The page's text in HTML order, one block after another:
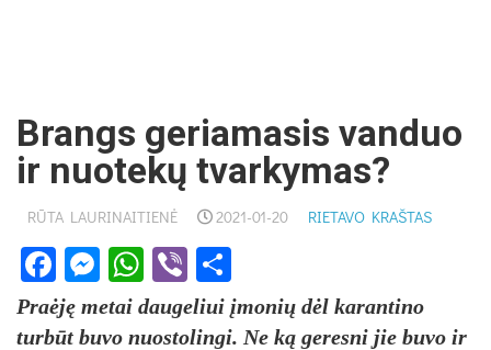
Brangs geriamasis vanduo
ir nuotekų tvarkymas?
RŪTA LAURINAITIENĖ 2021-01-20 RIETAVO KRAŠTAS
Facebook
Messenger
WhatsApp
Viber
Praėję me­tai dau­ge­liui įmo­nių dėl ka­ran­ti­no
turbūt bu­vo nuo­sto­lin­gi. Ne ką ge­res­ni jie bu­vo ir